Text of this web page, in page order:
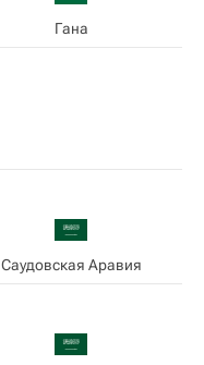
Гана
Саудовская Аравия